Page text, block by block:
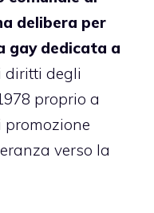
delibera per
gay dedicata a
diritti degli
proprio a
verso la